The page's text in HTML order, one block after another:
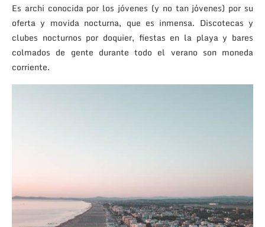
Es archi conocida por los jóvenes (y no tan jóvenes) por su
oferta y movida nocturna, que es inmensa. Discotecas y
clubes nocturnos por doquier, fiestas en la playa y bares
colmados de gente durante todo el verano son moneda
corriente.